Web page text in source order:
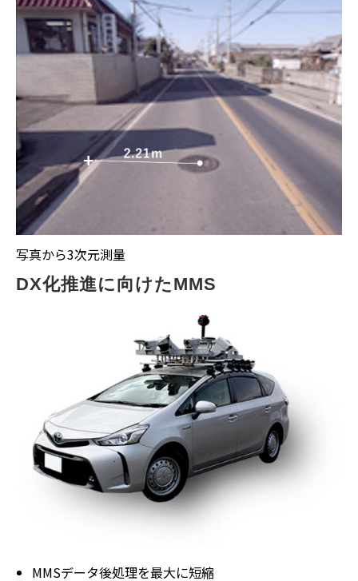
写真から3次元測量
DX化推進に向けたMMS
MMSデータ後処理を最大に短縮